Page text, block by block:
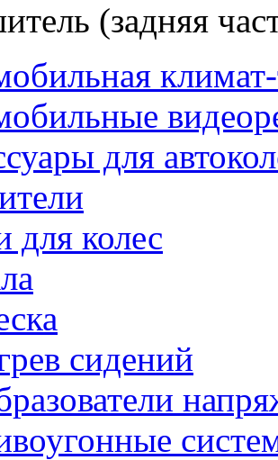
(задняя
для
для колес
сидений